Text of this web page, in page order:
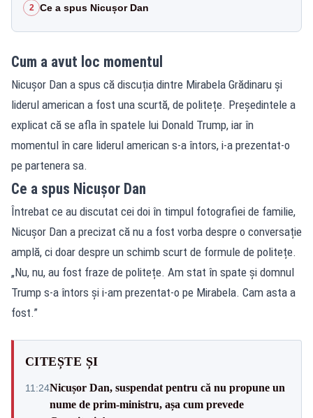
2 Ce a spus Nicușor Dan
Cum a avut loc momentul
Nicușor Dan a spus că discuția dintre Mirabela Grădinaru și
liderul american a fost una scurtă, de politețe. Președintele a
explicat că se afla în spatele lui Donald Trump, iar în
momentul în care liderul american s-a întors, i-a prezentat-o
pe partenera sa.
Ce a spus Nicușor Dan
Întrebat ce au discutat cei doi în timpul fotografiei de familie,
Nicușor Dan a precizat că nu a fost vorba despre o conversație
amplă, ci doar despre un schimb scurt de formule de politețe.
„Nu, nu, au fost fraze de politețe. Am stat în spate și domnul
Trump s-a întors și i-am prezentat-o pe Mirabela. Cam asta a
fost.”
CITEȘTE ȘI
11:24Nicușor Dan, suspendat pentru că nu propune un
nume de prim-ministru, așa cum prevede